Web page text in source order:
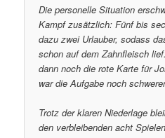
Die personelle Situation
Kampf zusätzlich: Fünf bis
dazu zwei Urlauber, sodass
schon auf dem Zahnfleisch
dann noch die rote Karte für
war die Aufgabe noch
Trotz der klaren Niederlage
den verbleibenden acht